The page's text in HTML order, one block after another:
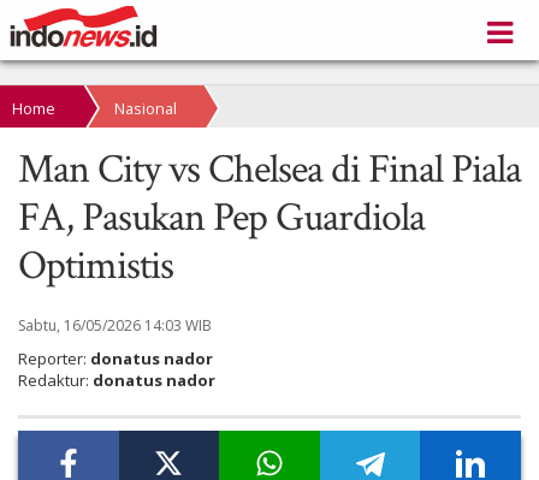
Home Nasional
Man City vs Chelsea di Final Piala
FA, Pasukan Pep Guardiola
Optimistis
Sabtu, 16/05/2026 14:03 WIB
Reporter: donatus nador
Redaktur: donatus nador